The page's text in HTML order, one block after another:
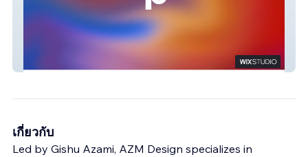
เกี่ยวกับ
Led by Gishu Azami, AZM Design specializes in